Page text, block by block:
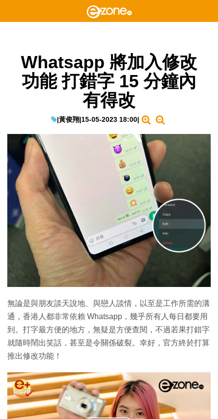
Whatsapp 將加入修改
功能 打錯字 15 分鐘內
有得改
|黃俊翔|15-05-2023 18:00|
無論是與朋友談天說地、與戀人談情，以至是工作所需的溝
通，香港人都非常依賴 Whatsapp，幾乎所有人每日都要用
到。打字最方便的地方，無疑是方便查閱，不過若果打錯字
就隨時鬧出笑話，甚至是令關係破裂。幸好，官方終於打算
推出修改功能！